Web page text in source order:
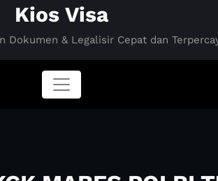
Kios Visa
Dokumen & Legalisir Cepat dan